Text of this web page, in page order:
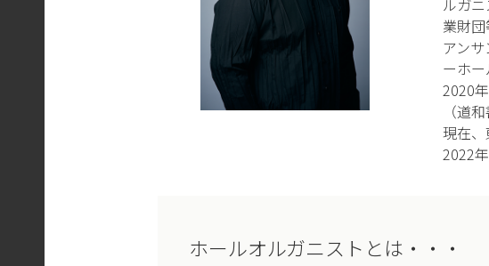
ルガ
業財
アン
ーホ
2020
（道
現在
2022
ホールオルガニストとは・・・